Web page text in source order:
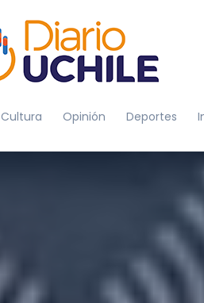
Cultura Opinión Deportes